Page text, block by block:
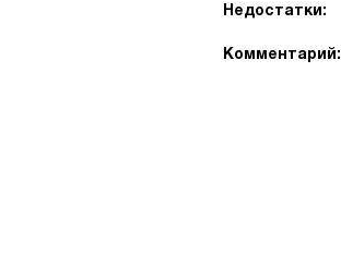
Недостатки:
Комментарий: